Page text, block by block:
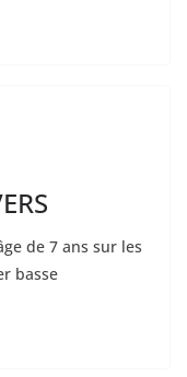
de 7 ans sur les
basse